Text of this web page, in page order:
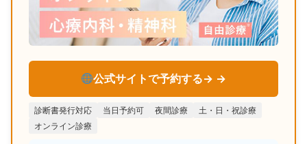
公式サイトで予約する→
診断書発行対応 当日予約可 夜間診療
土・日・祝診療
オンライン診療